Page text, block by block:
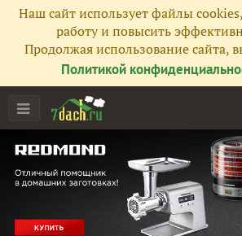
Наш сайт использует файлы
работу и повысить
Продолжая использование сайта,
Политикой